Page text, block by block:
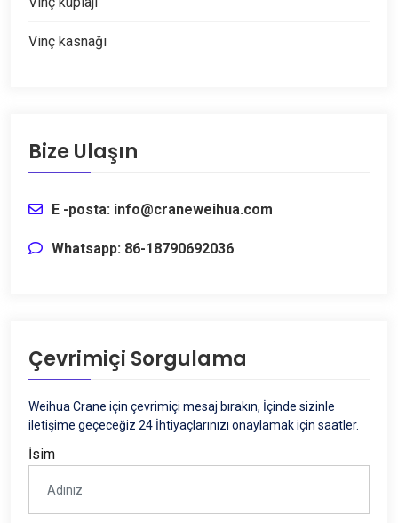
Vinç kasnağı
Bize Ulaşın
E -posta: info@craneweihua.com
Whatsapp: 86-18790692036
Çevrimiçi Sorgulama
Weihua Crane için çevrimiçi mesaj bırakın, İçinde sizinle
iletişime geçeceğiz 24 İhtiyaçlarınızı onaylamak için saatler.
İsim